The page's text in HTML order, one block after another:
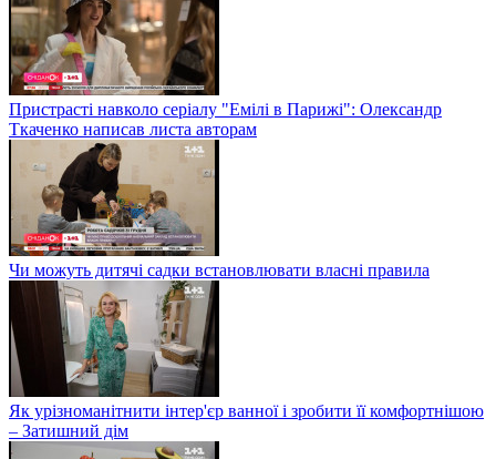
Пристрасті навколо серіалу "Емілі в Парижі": Олександр
Ткаченко написав листа авторам
Чи можуть дитячі садки встановлювати власні правила
Як урізноманітнити інтер'єр ванної і зробити її комфортнішою
– Затишний дім